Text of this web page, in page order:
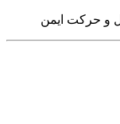
و حرکت ایمن